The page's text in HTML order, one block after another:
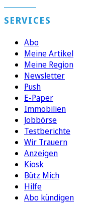
SERVICES
Abo
Meine Artikel
Meine Region
Newsletter
Push
E-Paper
Immobilien
Jobbörse
Testberichte
Wir Trauern
Anzeigen
Kiosk
Bütz Mich
Hilfe
Abo kündigen